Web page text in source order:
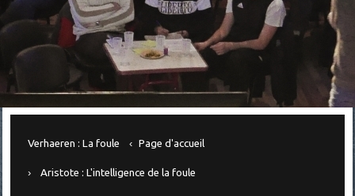
Verhaeren : La foule Page d'accueil
Aristote : L'intelligence de la foule